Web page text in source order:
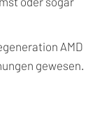
AMD
gewesen.